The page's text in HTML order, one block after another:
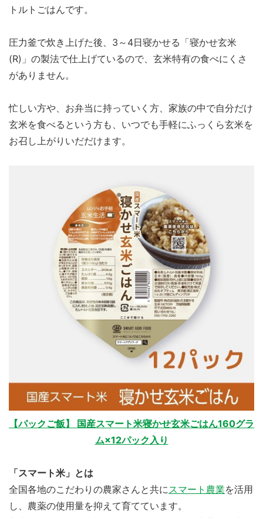
トルトごはんです。
圧力釜で炊き上げた後、3～4日寝かせる「寝かせ玄米
(R)」の製法で仕上げているので、玄米特有の食べにくさ
がありません。
忙しい方や、お弁当に持っていく方、家族の中で自分だけ
玄米を食べるという方も、いつでも手軽にふっくら玄米を
お召し上がりいだだけます。
【パックご飯】 国産スマート米寝かせ玄米ごはん160グラ
ム×12パック入り
「スマート米」とは
全国各地のこだわりの農家さんと共にスマート農業を活用
し、農薬の使用量を抑えて育てています。